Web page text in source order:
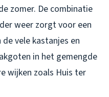
zomer. De combinatie
weer zorgt voor een
vele kastanjes en
in het gemengde
wijken zoals Huis ter